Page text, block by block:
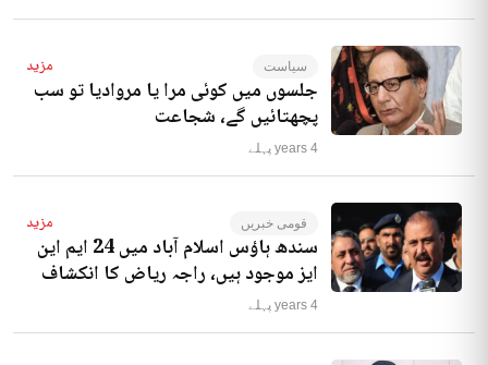
سیاست مزید
جلسوں میں کوئی مرا یا مروادیا تو سب
پچھتائیں گے، شجاعت
4 years پہلے
قومی خبریں مزید
سندھ ہاؤس اسلام آباد میں 24 ایم این
ایز موجود ہیں، راجہ ریاض کا انکشاف
4 years پہلے